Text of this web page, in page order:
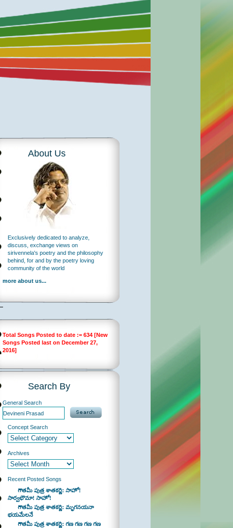
About Us
Exclusively dedicated to analyze,
discuss, exchange views on
sirivennela's poetry and the philosophy
behind, for and by the poetry loving
community of the world
more about us...
Total Songs Posted to date := 634 [New
Songs Posted last on December 27,
2016]
Search By
General Search
Concept Search
Archives
Recent Posted Songs
గౌతమీ పుత్ర శాతకర్ణి: సాహో!
సార్వభౌమా! సాహో!
గౌతమీ పుత్ర శాతకర్ణి: మృగనయనా
భయమేలనే
గౌతమీ పుత్ర శాతకర్ణి: గణ గణ గణ గణ